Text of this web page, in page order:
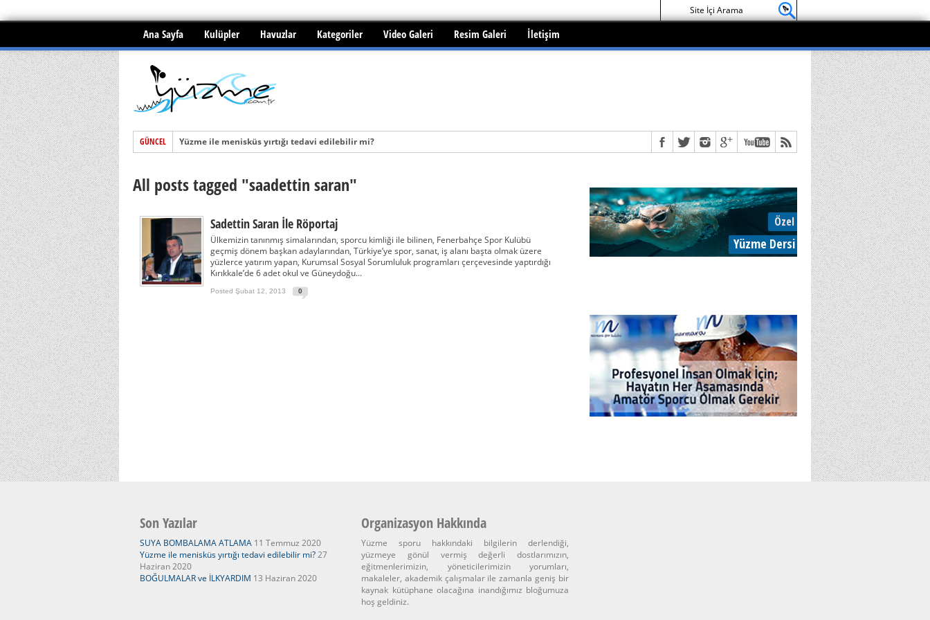
Ana Sayfa Kulüpler Havuzlar Kategoriler Video Galeri Resim Galeri İletişim
GÜNCEL
Yüzme ile menisküs yırtığı tedavi edilebilir mi?
SUYA BOMBALAMA ATLAMA
All posts tagged "saadettin saran"
Sadettin Saran İle Röportaj
Ülkemizin tanınmış simalarından, sporcu kimliği ile bilinen, Fenerbahçe Spor Kulübü
geçmiş dönem başkan adaylarından, Türkiye’ye spor, sanat, iş alanı başta olmak üzere
yüzlerce yatırım yapan, Kurumsal Sosyal Sorumluluk programları çerçevesinde yaptırdığı
Kırıkkale’de 6 adet okul ve Güneydoğu...
Posted Şubat 12, 2013 0
Son Yazılar
SUYA BOMBALAMA ATLAMA 11 Temmuz 2020
Yüzme ile menisküs yırtığı tedavi edilebilir mi?27
Haziran 2020
BOĞULMALAR ve İLKYARDIM 13 Haziran 2020
Organizasyon Hakkında
Yüzme sporu hakkındaki bilgilerin derlendiği,
yüzmeye gönül vermiş değerli dostlarımızın,
eğitmenlerimizin, yöneticilerimizin yorumları,
makaleler, akademik çalışmalar ile zamanla geniş bir
kaynak kütüphane olacağına inandığımız bloğumuza
hoş geldiniz.